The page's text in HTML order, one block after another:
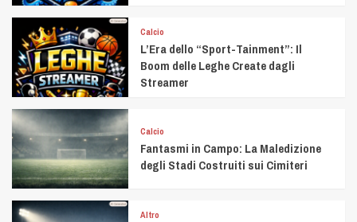
Calcio
L’Era dello “Sport-Tainment”: Il
Boom delle Leghe Create dagli
Streamer
Calcio
Fantasmi in Campo: La Maledizione
degli Stadi Costruiti sui Cimiteri
Altro